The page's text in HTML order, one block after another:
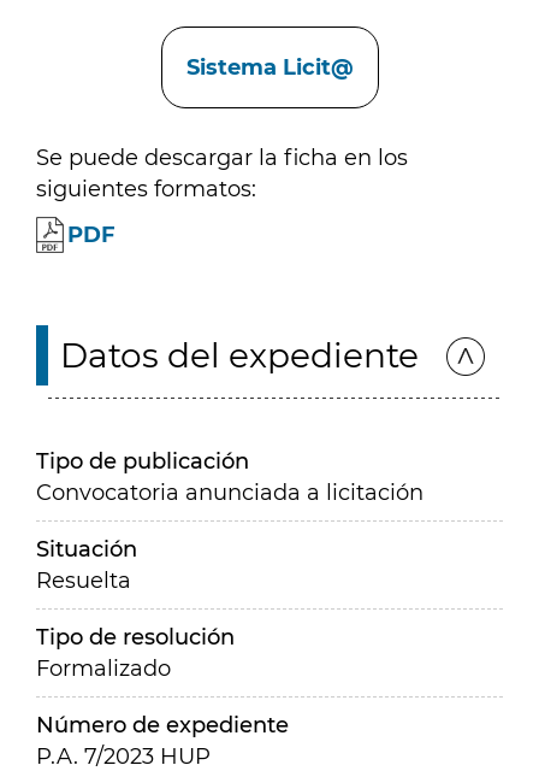
Sistema Licit@
Se puede descargar la ficha en los
siguientes formatos:
PDF
Datos del expediente
Tipo de publicación
Convocatoria anunciada a licitación
Situación
Resuelta
Tipo de resolución
Formalizado
Número de expediente
P.A. 7/2023 HUP